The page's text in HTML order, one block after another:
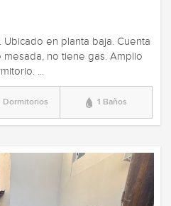
Ubicado en planta baja. Cuenta
no tiene gas. Amplio
...
Dormitorios 1 Baños